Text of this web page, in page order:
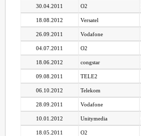
30.04.2011 O2
18.08.2012 Versatel
26.09.2011 Vodafone
04.07.2011 O2
18.06.2012 congstar
09.08.2011 TELE2
06.10.2012 Telekom
28.09.2011 Vodafone
10.01.2012 Unitymedia
18.05.2011 O2